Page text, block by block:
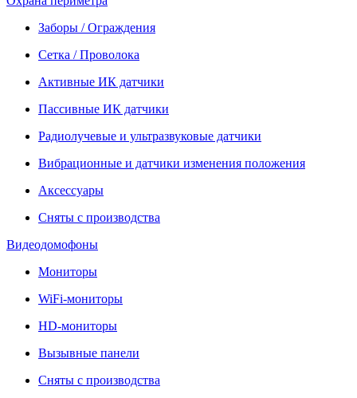
Заборы / Ограждения
Сетка / Проволока
Активные ИК датчики
Пассивные ИК датчики
Радиолучевые и ультразвуковые датчики
Вибрационные и датчики изменения положения
Аксессуары
Сняты с производства
Видеодомофоны
Мониторы
WiFi-мониторы
HD-мониторы
Вызывные панели
Сняты с производства